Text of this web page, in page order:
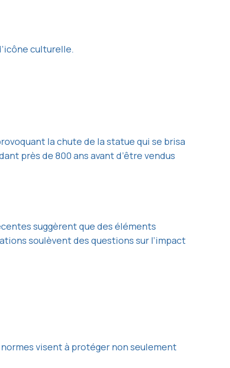
culturelle.
la chute de la statue qui se brisa
près de 800 ans avant d’être vendus
suggèrent que des éléments
soulèvent des questions sur l’impact
visent à protéger non seulement